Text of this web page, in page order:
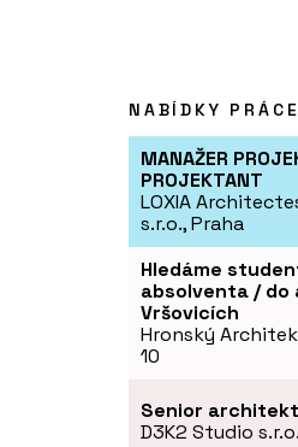
NABÍDKY PRÁCE
MANAŽER
PROJEKTANT
LOXIA
s.r.o., Praha
Hledáme
absolventa / do
Vršovicích
Hronský
10
Senior architekt
D3K2 Studio s.r.o.